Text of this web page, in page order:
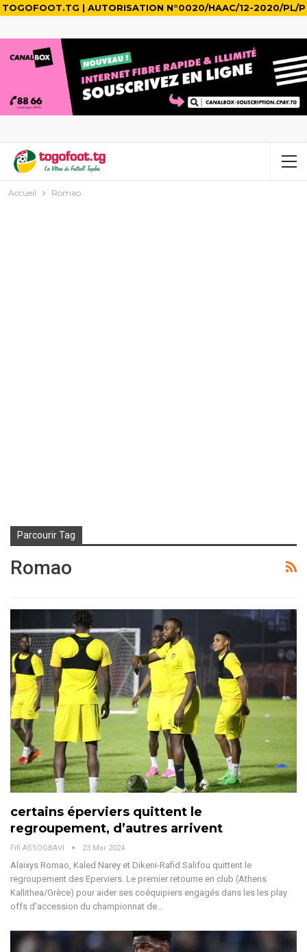
TOGOFOOT.TG | AUTORISATION N°0020/HAAC/12-2020/PL/P
Accueil Romao
Parcourir Tag
Romao
certains éperviers quittent le
regroupement, d’autres arrivent
Fifi ASSOGBAVI 23 Mar 2024
Alaixys Romao, Kaled Narey et Dikeni-Rafid Salifou quittent le
regroupement des Eperviers. Le premier retourne en club (Athens
Kallithea/Grèce) pour aider ses coéquipiers engagés dans les les play
offs d’accession du championnat de…